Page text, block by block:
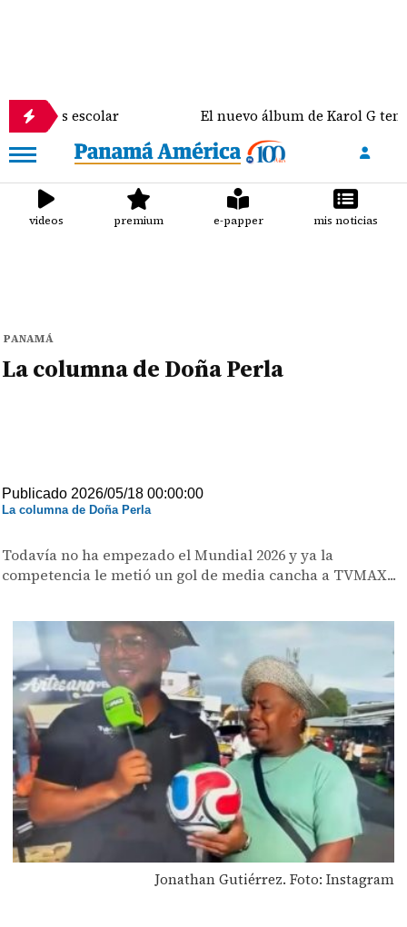
escolar El nuevo álbum de Karol G
videos premium e-papper mis noticias
PANAMÁ
La columna de Doña Perla
Publicado 2026/05/18 00:00:00
La columna de Doña Perla
Todavía no ha empezado el Mundial 2026 y ya la
competencia le metió un gol de media cancha a TVMAX...
Jonathan Gutiérrez. Foto: Instagram